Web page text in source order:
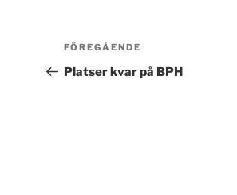
Inläggsnavigering
Föregående
inlägg
FÖREGÅENDE
Platser kvar på BPH